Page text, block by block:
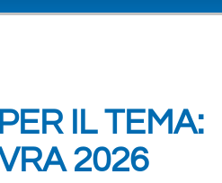
IL TEMA:
2026